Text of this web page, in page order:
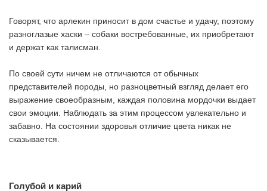
Говорят, что арлекин приносит в дом счастье и удачу, поэтому
разноглазые хаски – собаки востребованные, их приобретают
и держат как талисман.
По своей сути ничем не отличаются от обычных
представителей породы, но разноцветный взгляд делает его
выражение своеобразным, каждая половина мордочки выдает
свои эмоции. Наблюдать за этим процессом увлекательно и
забавно. На состоянии здоровья отличие цвета никак не
сказывается.
Голубой и карий